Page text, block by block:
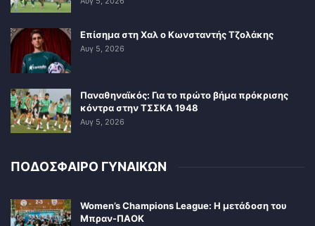
Επίσημα στη Χαλ ο Κωνσταντής Τζολάκης
Αυγ 5, 2026
Παναθηναϊκός: Για το πρώτο βήμα πρόκρισης
κόντρα στην ΤΣΣΚΑ 1948
Αυγ 5, 2026
ΠΟΔΟΣΦΑΙΡΟ ΓΥΝΑΙΚΩΝ
Women’s Champions League: Η μετάδοση του
Μπραν-ΠΑΟΚ